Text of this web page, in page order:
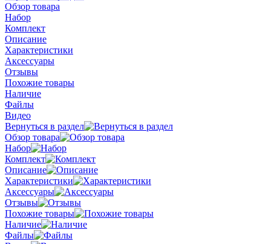
Обзор товара
Набор
Комплект
Описание
Характеристики
Аксессуары
Отзывы
Похожие товары
Наличие
Файлы
Видео
Вернуться в раздел
Обзор товара
Набор
Комплект
Описание
Характеристики
Аксессуары
Отзывы
Похожие товары
Наличие
Файлы